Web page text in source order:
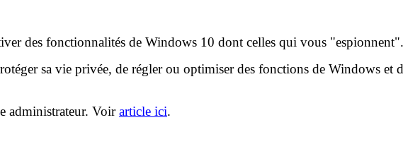
des fonctionnalités de Windows 10 dont celles qui vous "espionnent".
sa vie privée, de régler ou optimiser des fonctions de Windows et
administrateur. Voirarticle ici.